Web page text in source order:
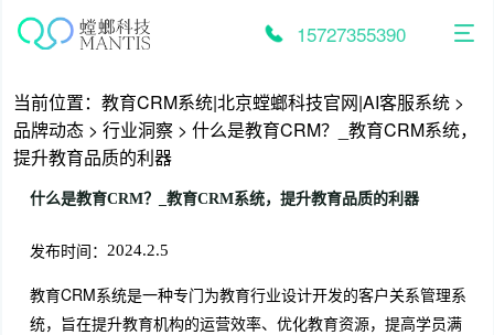
15727355390
当前位置： 教育CRM系统|北京螳螂科技官网|AI客服系统 >
品牌动态 > 行业洞察 > 什么是教育CRM？_教育CRM系统，
提升教育品质的利器
什么是教育CRM？_教育CRM系统，提升教育品质的利器
发布时间： 2024.2.5
教育CRM系统是一种专门为教育行业设计开发的客户关系管理系
统，旨在提升教育机构的运营效率、优化教育资源，提高学员满